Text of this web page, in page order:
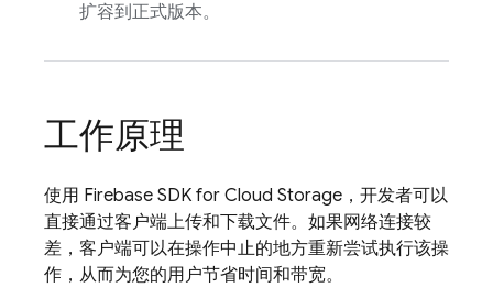
扩容到正式版本。
工作原理
使用 Firebase SDK for Cloud Storage ，开发者可以
直接通过客户端上传和下载文件。如果网络连接较
差，客户端可以在操作中止的地方重新尝试执行该操
作，从而为您的用户节省时间和带宽。